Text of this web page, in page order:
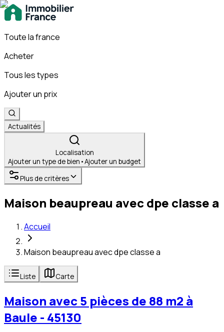
Toute la france
Acheter
Tous les types
Ajouter un prix
Actualités
Localisation
Ajouter un type de bien •Ajouter un budget
Plus de critères
Maison beaupreau avec dpe classe a
Accueil
Maison beaupreau avec dpe classe a
Liste Carte
Maison avec 5 pièces de 88 m2 à
Baule - 45130